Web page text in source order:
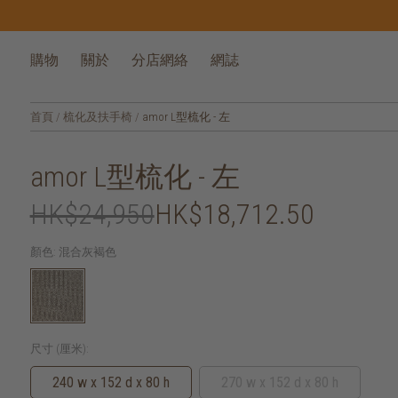
購物 關於 分店網絡 網誌
首頁 / 梳化及扶手椅 / amor L型梳化 - 左
amor L型梳化 - 左
HK$24,950HK$18,712.50
顏色: 混合灰褐色
尺寸 (厘米):
240 w x 152 d x 80 h